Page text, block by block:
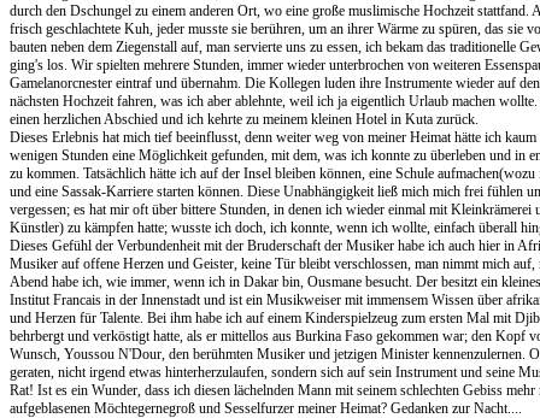
durch den Dschungel zu einem anderen Ort, wo eine große muslimische Hochzeit stattfand.
frisch geschlachtete Kuh, jeder musste sie berühren, um an ihrer Wärme zu spüren, das sie
bauten neben dem Ziegenstall auf, man servierte uns zu essen, ich bekam das traditionelle
ging's los. Wir spielten mehrere Stunden, immer wieder unterbrochen von weiteren
Gamelanorcnester eintraf und übernahm. Die Kollegen luden ihre Instrumente wieder auf
nächsten Hochzeit fahren, was ich aber ablehnte, weil ich ja eigentlich Urlaub machen
einen herzlichen Abschied und ich kehrte zu meinem kleinen Hotel in Kuta zurück.
Dieses Erlebnis hat mich tief beeinflusst, denn weiter weg von meiner Heimat hätte ich
wenigen Stunden eine Möglichkeit gefunden, mit dem, was ich konnte zu überleben und in
zu kommen. Tatsächlich hätte ich auf der Insel bleiben können, eine Schule
und eine Sassak-Karriere starten können. Diese Unabhängigkeit ließ mich mich frei fühlen
vergessen; es hat mir oft über bittere Stunden, in denen ich wieder einmal mit Kleinkrämerei
Künstler) zu kämpfen hatte; wusste ich doch, ich konnte, wenn ich wollte, einfach überall
Dieses Gefühl der Verbundenheit mit der Bruderschaft der Musiker habe ich auch hier in
Musiker auf offene Herzen und Geister, keine Tür bleibt verschlossen, man nimmt mich auf,
Abend habe ich, wie immer, wenn ich in Dakar bin, Ousmane besucht. Der besitzt ein
Institut Francais in der Innenstadt und ist ein Musikweiser mit immensem Wissen über
und Herzen für Talente. Bei ihm habe ich auf einem Kinderspielzeug zum ersten Mal mit
behrbergt und verköstigt hatte, als er mittellos aus Burkina Faso gekommen war; den Kopf
Wunsch, Youssou N'Dour, den berühmten Musiker und jetzigen Minister kennenzulernen.
geraten, nicht irgend etwas hinterherzulaufen, sondern sich auf sein Instrument und seine
Rat! Ist es ein Wunder, dass ich diesen lächelnden Mann mit seinem schlechten Gebiss mehr
aufgeblasenen Möchtegernegroß und Sesselfurzer meiner Heimat? Gedanken zur Nacht....